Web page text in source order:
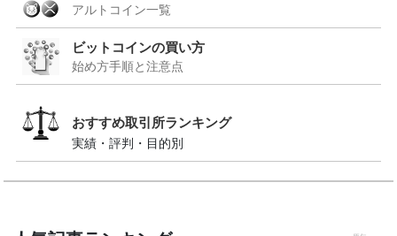
アルトコイン一覧
ビットコインの買い方
始め方手順と注意点
おすすめ取引所ランキング
実績・評判・目的別